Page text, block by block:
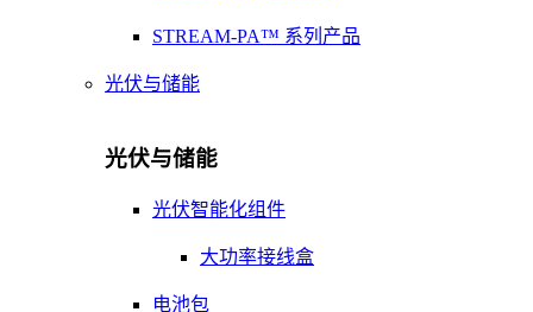
STREAM-PA™ 系列产品
光伏与储能
光伏与储能
光伏智能化组件
大功率接线盒
电池包